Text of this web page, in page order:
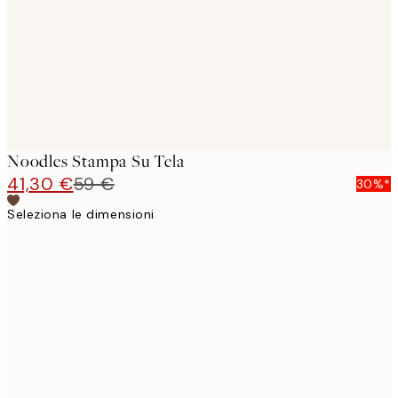
Noodles Stampa Su Tela
41,30 €59 €
30%*
Seleziona le dimensioni